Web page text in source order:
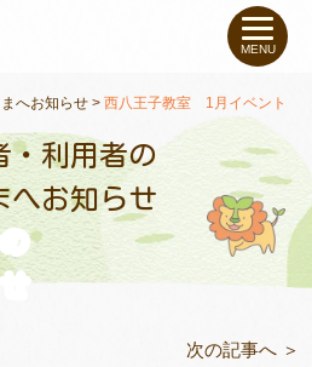
ま（０〜６才）
お子さま
MENU
へお知らせ >西八王子教室 1月イベントの
・利用者の
へお知らせ
次の記事へ ＞